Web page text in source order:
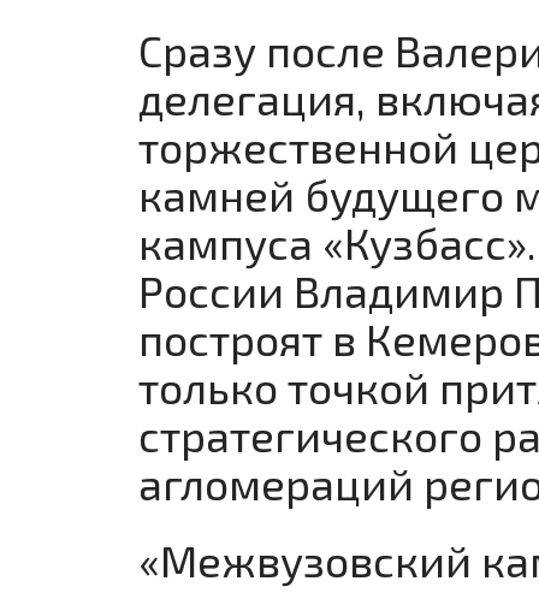
Сразу после
делегация,
торжественной
камней будущего
кампуса
России Владимир
построят в
только точкой
стратегического
агломераций
«Межвузовский